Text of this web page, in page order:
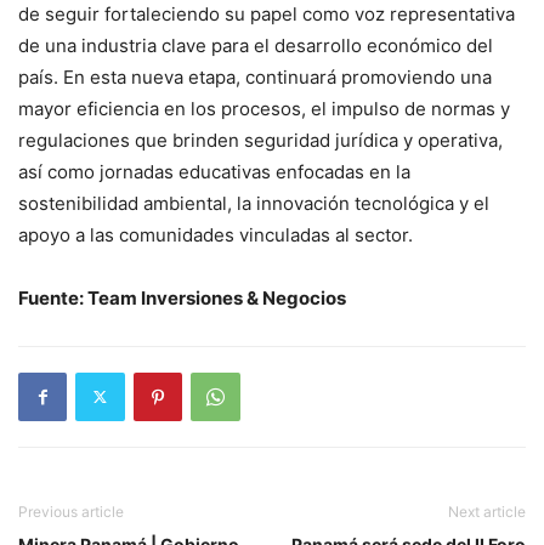
de seguir fortaleciendo su papel como voz representativa
de una industria clave para el desarrollo económico del
país. En esta nueva etapa, continuará promoviendo una
mayor eficiencia en los procesos, el impulso de normas y
regulaciones que brinden seguridad jurídica y operativa,
así como jornadas educativas enfocadas en la
sostenibilidad ambiental, la innovación tecnológica y el
apoyo a las comunidades vinculadas al sector.
Fuente: Team Inversiones & Negocios
Previous article Next article